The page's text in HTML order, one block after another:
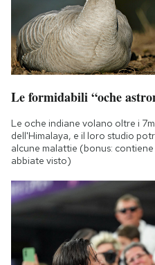
Le formidabili “oche
Le oche indiane volano oltre i
dell'Himalaya, e il loro studio
alcune malattie (bonus:
abbiate visto)